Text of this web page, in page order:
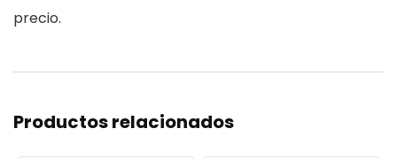
precio.
Productos relacionados